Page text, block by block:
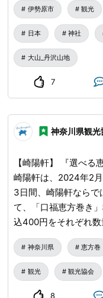
りますよね。 伊勢原
きが行われます。 行
舞台に並び、掛け声
収められた豆とくじ
しゃぎで拾っていま
どころ。伝統行事と
ませんか？ 詳しくは
い。
伊勢原市 観光
日本 神社
大山_丹沢山地
7
神奈川県観光
【崎陽軒】 『選べる恵
崎陽軒は、2024年2
3日間、崎陽軒ならで
て、「口福恵方巻き
込400円をそれぞれ数量限定
は東北東です。あな
の選べる恵方巻きで
か。 「口福恵方巻き」税込880円 ※常温販売 ＜内容（具
材）＞ ①鯛そぼろ②
神奈川県 恵方巻
観光 観光協会
8